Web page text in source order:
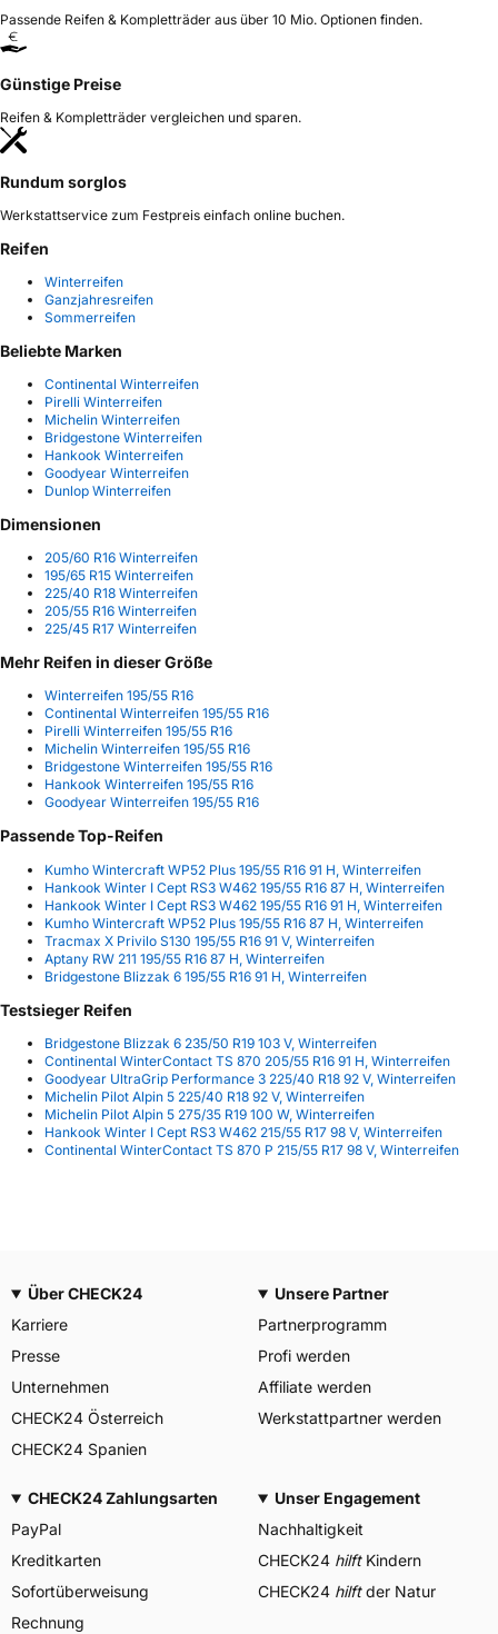
Passende Reifen & Kompletträder aus über 10 Mio. Optionen finden.
Günstige Preise
Reifen & Kompletträder vergleichen und sparen.
Rundum sorglos
Werkstattservice zum Festpreis einfach online buchen.
Reifen
Winterreifen
Ganzjahresreifen
Sommerreifen
Beliebte Marken
Continental Winterreifen
Pirelli Winterreifen
Michelin Winterreifen
Bridgestone Winterreifen
Hankook Winterreifen
Goodyear Winterreifen
Dunlop Winterreifen
Dimensionen
205/60 R16 Winterreifen
195/65 R15 Winterreifen
225/40 R18 Winterreifen
205/55 R16 Winterreifen
225/45 R17 Winterreifen
Mehr Reifen in dieser Größe
Winterreifen 195/55 R16
Continental Winterreifen 195/55 R16
Pirelli Winterreifen 195/55 R16
Michelin Winterreifen 195/55 R16
Bridgestone Winterreifen 195/55 R16
Hankook Winterreifen 195/55 R16
Goodyear Winterreifen 195/55 R16
Passende Top-Reifen
Kumho Wintercraft WP52 Plus 195/55 R16 91 H, Winterreifen
Hankook Winter I Cept RS3 W462 195/55 R16 87 H, Winterreifen
Hankook Winter I Cept RS3 W462 195/55 R16 91 H, Winterreifen
Kumho Wintercraft WP52 Plus 195/55 R16 87 H, Winterreifen
Tracmax X Privilo S130 195/55 R16 91 V, Winterreifen
Aptany RW 211 195/55 R16 87 H, Winterreifen
Bridgestone Blizzak 6 195/55 R16 91 H, Winterreifen
Testsieger Reifen
Bridgestone Blizzak 6 235/50 R19 103 V, Winterreifen
Continental WinterContact TS 870 205/55 R16 91 H, Winterreifen
Goodyear UltraGrip Performance 3 225/40 R18 92 V, Winterreifen
Michelin Pilot Alpin 5 225/40 R18 92 V, Winterreifen
Michelin Pilot Alpin 5 275/35 R19 100 W, Winterreifen
Hankook Winter I Cept RS3 W462 215/55 R17 98 V, Winterreifen
Continental WinterContact TS 870 P 215/55 R17 98 V, Winterreifen
Über CHECK24
Karriere
Presse
Unternehmen
CHECK24 Österreich
CHECK24 Spanien
Unsere Partner
Partnerprogramm
Profi werden
Affiliate werden
Werkstattpartner werden
CHECK24 Zahlungsarten
PayPal
Kreditkarten
Sofortüberweisung
Rechnung
Unser Engagement
Nachhaltigkeit
CHECK24 hilftKindern
CHECK24 hilftder Natur